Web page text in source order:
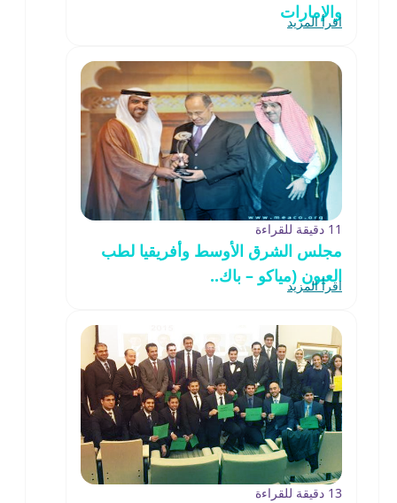
والإمارات
اقرأ المزيد
11 دقيقة للقراءة
مجلس الشرق الأوسط وأفريقيا لطب
العيون (مياكو – باك..
اقرأ المزيد
13 دقيقة للقراءة